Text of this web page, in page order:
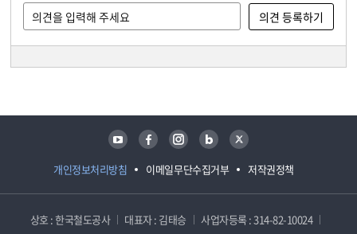
개인정보처리방침 이메일무단수집거부 저작권정책
유튜브 페이스북 인스타그램 블로그 트위터
상호 : 한국철도공사 대표자 : 김태승
사업자등록 : 314-82-10024